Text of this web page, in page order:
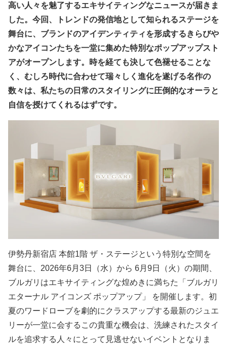
高い人々を魅了するエキサイティングなニュースが届きま
した。今回、トレンドの発信地として知られるステージを
舞台に、ブランドのアイデンティティを形成するきらびや
かなアイコンたちを一堂に集めた特別なポップアップスト
アがオープンします。時を経ても決して色褪せることな
く、むしろ時代に合わせて瑞々しく進化を遂げる名作の
数々は、私たちの日常のスタイリングに圧倒的なオーラと
自信を授けてくれるはずです。
伊勢丹新宿店 本館1階 ザ・ステージという特別な空間を
舞台に、2026年6月3日（水）から 6月9日（火）の期間、
ブルガリはエキサイティングな煌めきに満ちた「ブルガリ
エターナル アイコンズ ポップアップ」 を開催します。初
夏のワードローブを劇的にクラスアップする最新のジュエ
リーが一堂に会するこの貴重な機会は、洗練されたスタイ
ルを追求する人々にとって見逃せないイベントとなりま